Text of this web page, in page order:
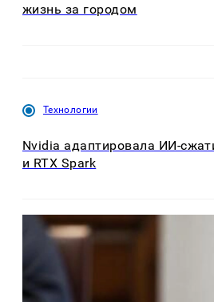
жизнь за городом
Технологии
Nvidia адаптировала ИИ-
и RTX Spark